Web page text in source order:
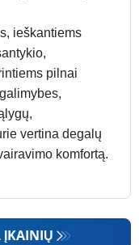
ieškantiems
pilnai
vertina degalų
komfortą.
ĮKAINIŲ